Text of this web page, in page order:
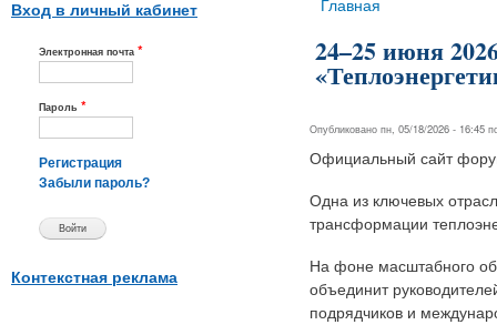
Вход в личный кабинет
Электронная почта *
Пароль *
Регистрация
Забыли пароль?
Контекстная реклама
Вы здесь
Главная
24–25 июня
Опубликовано пн, 05/18/2026 - 16:45
Официальный сайт
Одна из ключевых
трансформации
На фоне масштабного
объединит
подрядчиков и